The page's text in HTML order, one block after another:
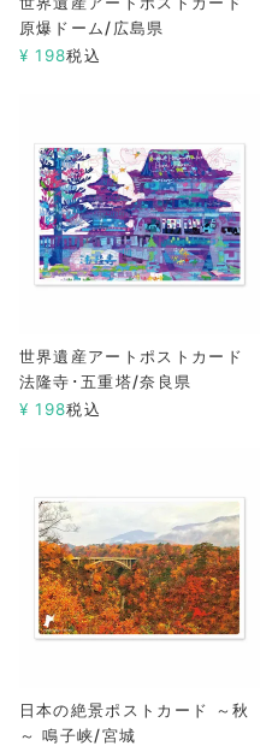
原爆ドーム/広島県
¥ 198税込
世界遺産アートポストカード
法隆寺･五重塔/奈良県
¥ 198税込
日本の絶景ポストカード ～秋
～ 鳴子峡/宮城